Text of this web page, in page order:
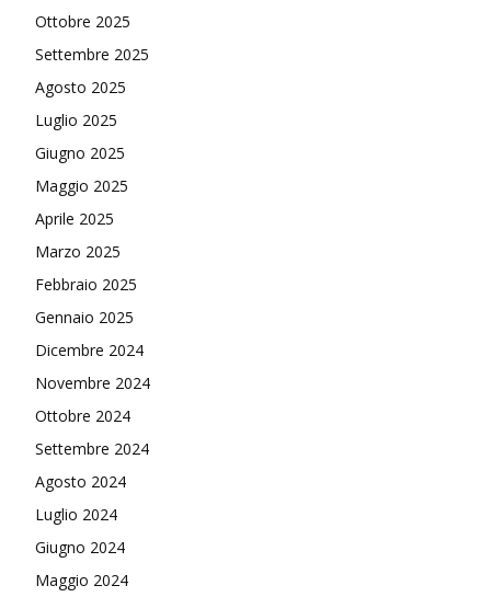
Ottobre 2025
Settembre 2025
Agosto 2025
Luglio 2025
Giugno 2025
Maggio 2025
Aprile 2025
Marzo 2025
Febbraio 2025
Gennaio 2025
Dicembre 2024
Novembre 2024
Ottobre 2024
Settembre 2024
Agosto 2024
Luglio 2024
Giugno 2024
Maggio 2024